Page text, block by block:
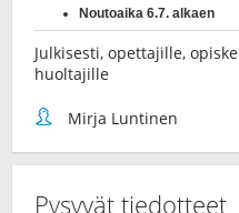
Julkisesti, opettajille,
huoltajille
Mirja Luntinen
Pysyvät tiedotteet